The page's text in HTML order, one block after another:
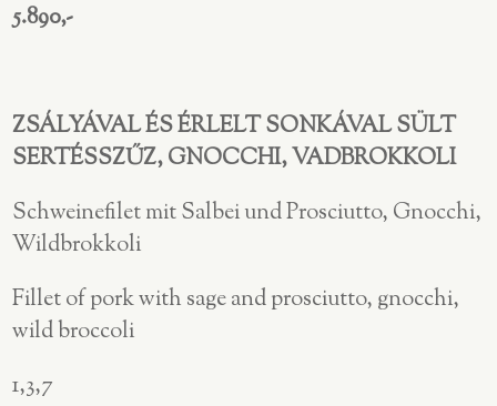
5.890,-
ZSÁLYÁVAL ÉS ÉRLELT SONKÁVAL SÜLT
SERTÉSSZŰZ, GNOCCHI, VADBROKKOLI
Schweinefilet mit Salbei und Prosciutto, Gnocchi,
Wildbrokkoli
Fillet of pork with sage and prosciutto, gnocchi,
wild broccoli
1,3,7